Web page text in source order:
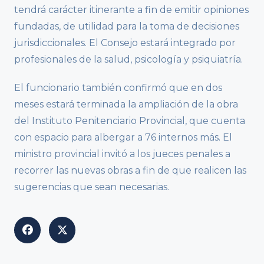
tendrá carácter itinerante a fin de emitir opiniones
fundadas, de utilidad para la toma de decisiones
jurisdiccionales. El Consejo estará integrado por
profesionales de la salud, psicología y psiquiatría.
El funcionario también confirmó que en dos
meses estará terminada la ampliación de la obra
del Instituto Penitenciario Provincial, que cuenta
con espacio para albergar a 76 internos más. El
ministro provincial invitó a los jueces penales a
recorrer las nuevas obras a fin de que realicen las
sugerencias que sean necesarias.